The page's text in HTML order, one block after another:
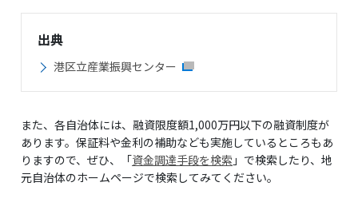
出典
港区立産業振興センター
また、各自治体には、融資限度額1,000万円以下の融資制度が
あります。保証料や金利の補助なども実施しているところもあ
りますので、ぜひ、「資金調達手段を検索 」で検索したり、地
元自治体のホームページで検索してみてください。